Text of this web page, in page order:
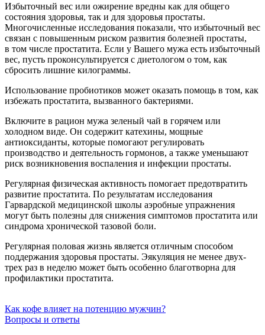
Избыточный вес или ожирение вредны как для общего
состояния здоровья, так и для здоровья простаты.
Многочисленные исследования показали, что избыточный вес
связан с повышенным риском развития болезней простаты,
в том числе простатита. Если у Вашего мужа есть избыточный
вес, пусть проконсультируется с диетологом о том, как
сбросить лишние килограммы.
Использование пробиотиков может оказать помощь в том, как
избежать простатита, вызванного бактериями.
Включите в рацион мужа зеленый чай в горячем или
холодном виде. Он содержит катехины, мощные
антиоксиданты, которые помогают регулировать
производство и деятельность гормонов, а также уменьшают
риск возникновения воспаления и инфекции простаты.
Регулярная физическая активность помогает предотвратить
развитие простатита. По результатам исследования
Гарвардской медицинской школы аэробные упражнения
могут быть полезны для снижения симптомов простатита или
синдрома хронической тазовой боли.
Регулярная половая жизнь является отличным способом
поддержания здоровья простаты. Эякуляция не менее двух-
трех раз в неделю может быть особенно благотворна для
профилактики простатита.
Как кофе влияет на потенцию мужчин?
Вопросы и ответы